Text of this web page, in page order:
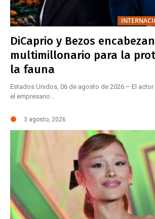
DiCaprio y Bezos
multimillonario para la
la fauna
Estados Unidos, 06 de agosto de 2026.– El
el empresario…
3 agosto, 2026